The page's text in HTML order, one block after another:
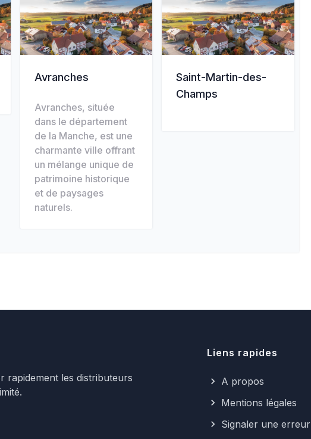
Avranches
Avranches, située
dans le département
de la Manche, est une
charmante ville offrant
un mélange unique de
patrimoine historique
et de paysages
naturels.
Saint-Martin-des-
Champs
rapidement les distributeurs
Liens rapides
A propos
Mentions légales
Signaler une erreur